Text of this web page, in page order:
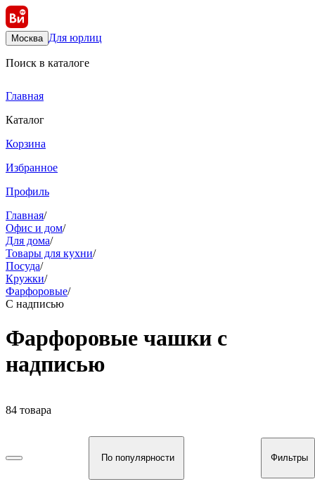
Москва Для юрлиц
Поиск в каталоге
Главная
Каталог
Корзина
Избранное
Профиль
Главная/
Офис и дом/
Для дома/
Товары для кухни/
Посуда/
Кружки/
Фарфоровые/
С надписью
Фарфоровые чашки с
надписью
84 товара
По популярности Фильтры